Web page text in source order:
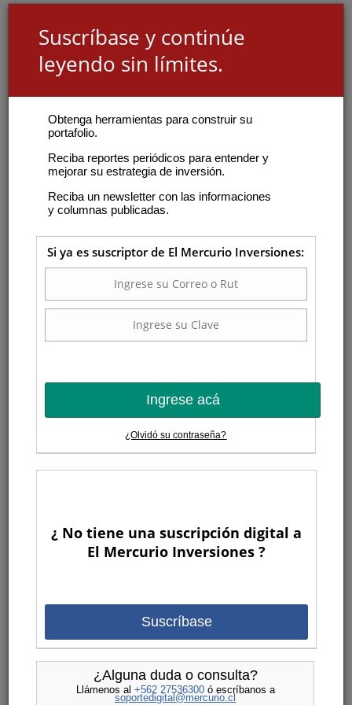
Suscríbase y continúe
leyendo sin límites.
Obtenga herramientas para construir su
portafolio.
Reciba reportes periódicos para entender y
mejorar su estrategia de inversión.
Reciba un newsletter con las informaciones
y columnas publicadas.
Si ya es suscriptor de El Mercurio Inversiones:
Ingrese acá
¿Olvidó su contraseña?
¿ No tiene una suscripción digital a
El Mercurio Inversiones ?
Suscríbase
¿Alguna duda o consulta?
Llámenos al +562 27536300ó escríbanos a
soportedigital@mercurio.cl